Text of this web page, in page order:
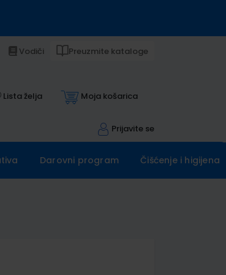
Vodiči Preuzmite kataloge
Lista želja Moja košarica
Prijavite se
Darovni program Čišćenje i higijena